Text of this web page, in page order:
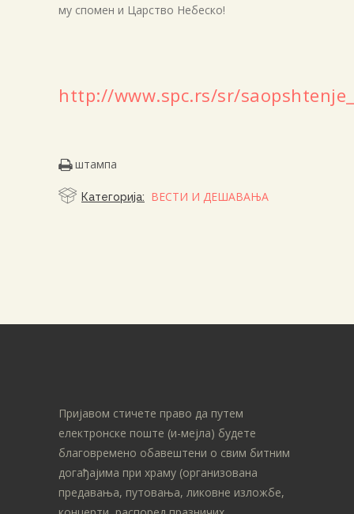
му спомен и Царство Небеско!
http://www.spc.rs/sr/
штампа
Категорија: ВЕСТИ И ДЕШАВАЊА
Пријавом стичете право да путем
електронске поште (и-мејла) будете
благовремено обавештени о свим битним
догађајима при храму (организована
предавања, путовања, ликовне изложбе,